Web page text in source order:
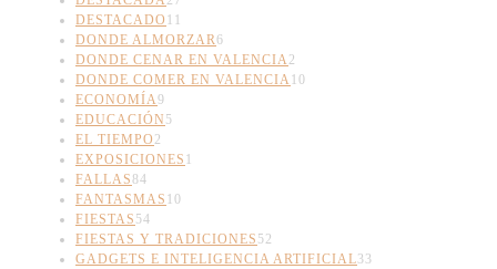
DESTACADO 11
DONDE ALMORZAR6
DONDE CENAR EN VALENCIA2
DONDE COMER EN VALENCIA10
ECONOMÍA9
EDUCACIÓN 5
EL TIEMPO 2
EXPOSICIONES 1
FALLAS84
FANTASMAS 10
FIESTAS 54
FIESTAS Y TRADICIONES 52
GADGETS E INTELIGENCIA ARTIFICIAL33